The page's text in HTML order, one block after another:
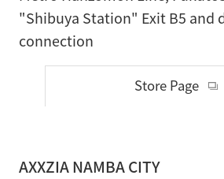
"Shibuya Station" Exit B5 and
connection
Store Page
AXXZIA NAMBA CITY